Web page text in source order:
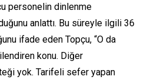
personelin dinlenme
anlattı. Bu süreyle ilgili 36
ifade eden Topçu, “O da
konu. Diğer
yok. Tarifeli sefer yapan